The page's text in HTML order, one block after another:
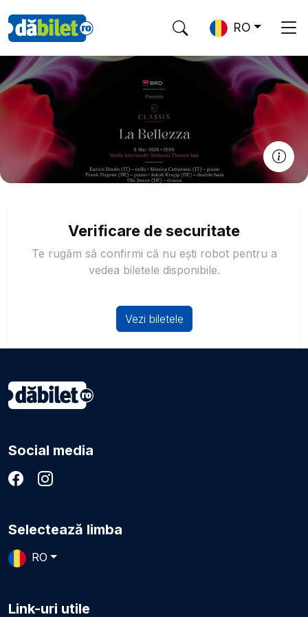
RO
Verificare de securitate
Te rugăm să confirmi că nu ești robot pentru a
vedea biletele disponibile.
Vezi biletele
Social media
Selectează limba
RO
Link-uri utile